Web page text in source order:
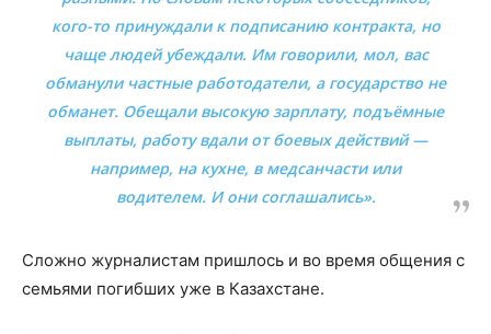
кого-то принуждали к подписанию контракта, но
чаще людей убеждали. Им говорили, мол, вас
обманули частные работодатели, а государство не
обманет. Обещали высокую зарплату, подъёмные
выплаты, работу вдали от боевых действий —
например, на кухне, в медсанчасти или
водителем. И они соглашались».
Сложно журналистам пришлось и во время общения с
семьями погибших уже в Казахстане.